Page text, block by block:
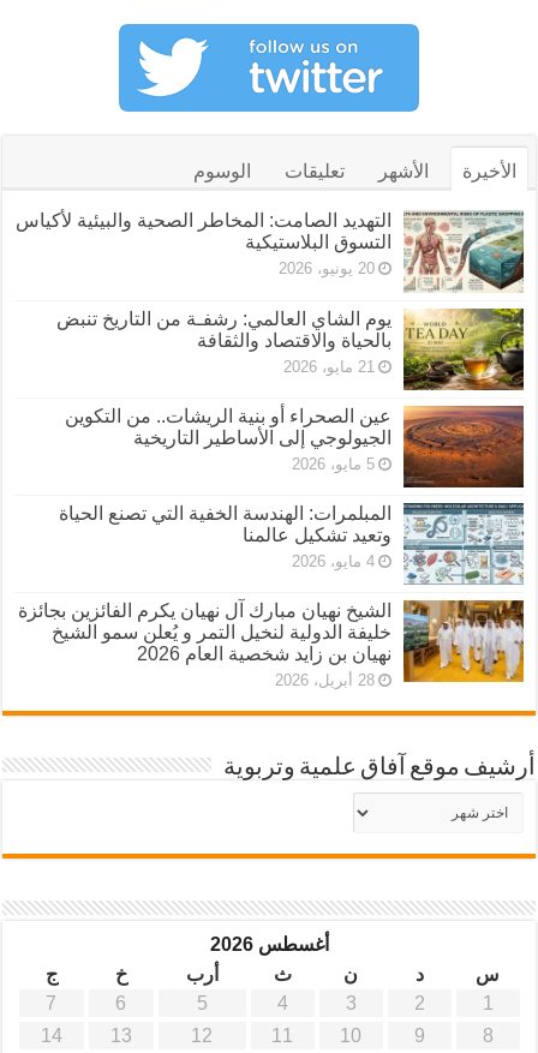
الأخيرة الأشهر تعليقات الوسوم
التهديد الصامت: المخاطر الصحية والبيئية لأكياس
التسوق البلاستيكية
20 يونيو، 2026
يوم الشاي العالمي: رشفـة من التاريخ تنبض
بالحياة والاقتصاد والثقافة
21 مايو، 2026
عين الصحراء أو بنية الريشات.. من التكوين
الجيولوجي إلى الأساطير التاريخية
5 مايو، 2026
المبلمرات: الهندسة الخفية التي تصنع الحياة
وتعيد تشكيل عالمنا
4 مايو، 2026
الشيخ نهيان مبارك آل نهيان يكرم الفائزين بجائزة
خليفة الدولية لنخيل التمر و يُعلن سمو الشيخ
نهيان بن زايد شخصية العام 2026
28 أبريل، 2026
أرشيف موقع آفاق علمية وتربوية
أرشيف
موقع
أغسطس 2026
س
د ن ث أرب خ
ج
1
2
3
4
5
6
7
8
9
10
11
12
13
14